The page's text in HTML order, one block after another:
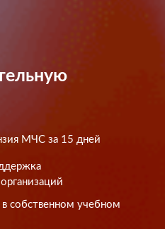
МЧС за 15 дней
собственном учебном